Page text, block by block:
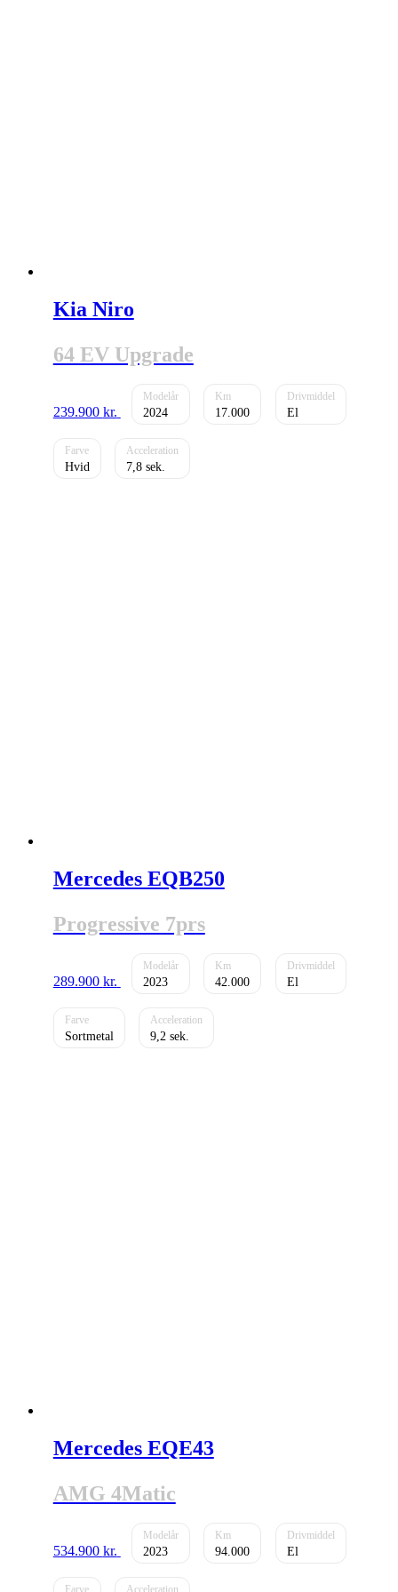
Kia Niro
64 EV Upgrade
239.900 kr. 2024 17.000 El
Hvid 7,8
Mercedes EQB250
Progressive 7prs
289.900 kr. 2023 42.000 El
Sortmetal 9,2
Mercedes EQE43
AMG 4Matic
534.900 kr. 2023 94.000 El